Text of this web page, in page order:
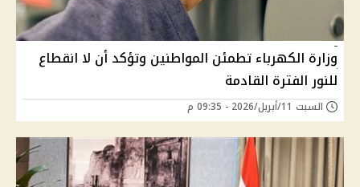
وزارة الكهرباء تطمئن المواطنين وتؤكد أن لا انقطاع
للنور الفترة القادمة
السبت 11/أبريل/2026 - 09:35 م